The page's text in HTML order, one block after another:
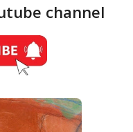
channel